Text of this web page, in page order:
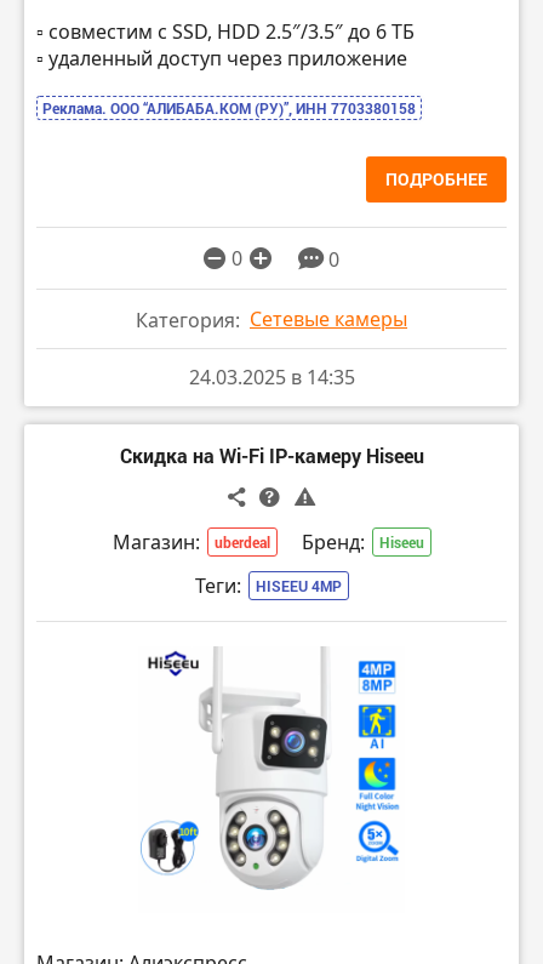
▫️ совместим с SSD, HDD 2.5″/3.5″ до 6 ТБ
▫️ удаленный доступ через приложение
Реклама. ООО “АЛИБАБА.КОМ (РУ)”, ИНН 7703380158
ПОДРОБНЕЕ
0 0
Категория: Сетевые камеры
24.03.2025 в 14:35
Скидка на Wi-Fi IP-камеру Hiseeu
Магазин: uberdeal Бренд: Hiseeu
Теги: HISEEU 4MP